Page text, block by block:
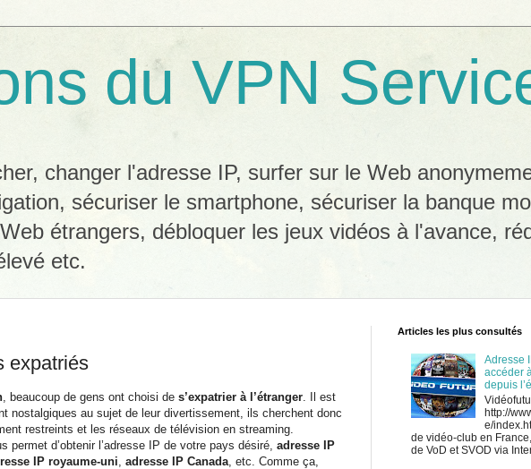
du VPN
changer l'adresse IP, surfer sur le Web
sécuriser le smartphone, sécuriser la banque
étrangers, débloquer les jeux vidéos à l'avance,
etc.
expatriés
, beaucoup de gens ont choisi de s’expatrier à l’étranger . Il est
nostalgiques au sujet de leur divertissement, ils cherchent donc
restreints et les réseaux de télévision en streaming.
permet d’obtenir l’adresse IP de votre pays désiré, adresse IP
IP royaume-uni adresse IP Canada , etc . Comme ça,
Articles les plus consultés
Adresse
accéder
depuis
http://
e/
de vidéo-club en
de VoD et SVOD via